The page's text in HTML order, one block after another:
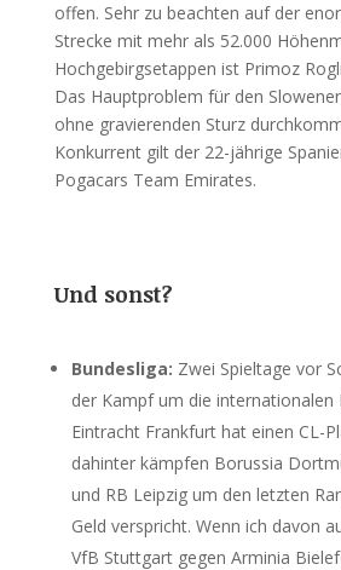
offen. Sehr zu beachten auf der
Strecke mit mehr als 52.000
Hochgebirgsetappen ist Primoz
Das Hauptproblem für den
ohne gravierenden Sturz
Konkurrent gilt der 22-jährige
Pogacars Team Emirates.
Und sonst?
Bundesliga: Zwei Spieltage vor
der Kampf um die internationalen
Eintracht Frankfurt hat einen CL-
dahinter kämpfen Borussia
und RB Leipzig um den letzten
Geld verspricht. Wenn ich davon
VfB Stuttgart gegen Arminia